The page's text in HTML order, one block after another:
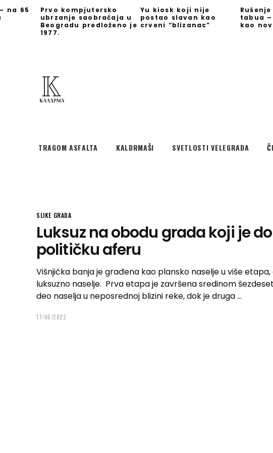
na 65
Prvo kompjutersko
ubrzanje saobraćaja u
Beogradu predloženo je
1977.
Yu kiosk koji nije
postao slavan kao
crveni “blizanac”
tabua
kao
TRAGOM ASFALTA KALDRMAŠI SVETLOSTI VELEGRADA
SLIKE GRADA
Luksuz na obodu grada koji je
političku aferu
Višnjička banja je građena kao plansko naselje u više
luksuzno naselje. Prva etapa je završena sredinom
deo naselja u neposrednoj blizini reke, dok je druga
17/06/2022